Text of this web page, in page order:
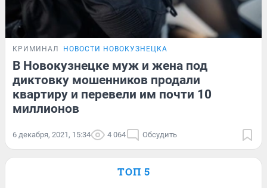
КРИМИНАЛ НОВОСТИ НОВОКУЗНЕЦКА
В Новокузнецке муж и жена под
диктовку мошенников продали
квартиру и перевели им почти 10
миллионов
6 декабря, 2021, 15:34 4 064 Обсудить
ТОП 5